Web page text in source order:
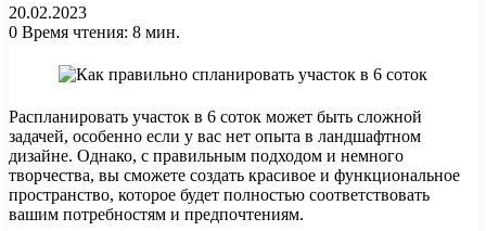
20.02.2023
0 Время чтения: 8 мин.
Распланировать участок в 6 соток может быть сложной
задачей, особенно если у вас нет опыта в ландшафтном
дизайне. Однако, с правильным подходом и немного
творчества, вы сможете создать красивое и функциональное
пространство, которое будет полностью соответствовать
вашим потребностям и предпочтениям.